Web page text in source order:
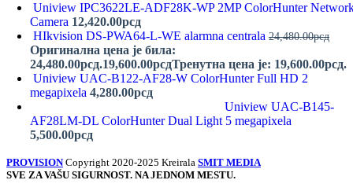
Uniview IPC3622LE-ADF28K-WP 2MP ColorHunter
Camera 12,420.00рсд
HIkvision DS-PWA64-L-WE alarmna centrala 24,480.00рсд
Оригинална цена је била:
24,480.00рсд.19,600.00рсдТренутна цена је: 19,600.00рсд.
Uniview UAC-B122-AF28-W ColorHunter Full HD 2
megapixela 4,280.00рсд
Uniview UAC-B145-
AF28LM-DL ColorHunter Dual Light 5 megapixela
5,500.00рсд
PROVISIONCopyright 2020-2025 Kreirala SMIT MEDIA
SVE ZA VAŠU SIGURNOST. NA JEDNOM MESTU.